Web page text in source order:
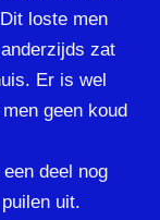
loste men
zat
Er is wel
geen koud
deel nog
uit.